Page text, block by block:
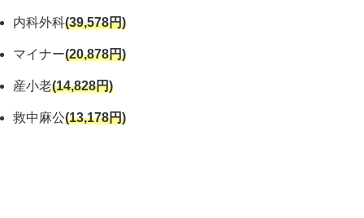
内科外科(39,578円)
マイナー(20,878円)
産小老(14,828円)
救中麻公(13,178円)